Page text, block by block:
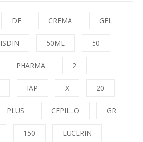
DE CREMA GEL
ISDIN 50ML 50
PHARMA 2
IAP X 20
PLUS CEPILLO GR
150 EUCERIN